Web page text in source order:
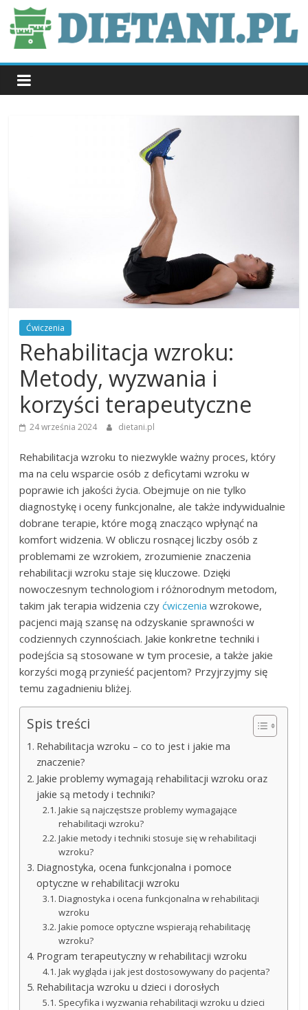
Skip
to
content
dietani.pl
Ćwiczenia
Rehabilitacja wzroku:
Metody, wyzwania i
korzyści terapeutyczne
24 września 2024 dietani.pl
Rehabilitacja wzroku to niezwykle ważny proces, który
ma na celu wsparcie osób z deficytami wzroku w
poprawie ich jakości życia. Obejmuje on nie tylko
diagnostykę i oceny funkcjonalne, ale także indywidualnie
dobrane terapie, które mogą znacząco wpłynąć na
komfort widzenia. W obliczu rosnącej liczby osób z
problemami ze wzrokiem, zrozumienie znaczenia
rehabilitacji wzroku staje się kluczowe. Dzięki
nowoczesnym technologiom i różnorodnym metodom,
takim jak terapia widzenia czyćwiczenia wzrokowe,
pacjenci mają szansę na odzyskanie sprawności w
codziennych czynnościach. Jakie konkretne techniki i
podejścia są stosowane w tym procesie, a także jakie
korzyści mogą przynieść pacjentom? Przyjrzyjmy się
temu zagadnieniu bliżej.
Spis treści
Rehabilitacja wzroku – co to jest i jakie ma
znaczenie?
Jakie problemy wymagają rehabilitacji wzroku oraz
jakie są metody i techniki?
Jakie są najczęstsze problemy wymagające
rehabilitacji wzroku?
Jakie metody i techniki stosuje się w rehabilitacji
wzroku?
Diagnostyka, ocena funkcjonalna i pomoce
optyczne w rehabilitacji wzroku
Diagnostyka i ocena funkcjonalna w rehabilitacji
wzroku
Jakie pomoce optyczne wspierają rehabilitację
wzroku?
Program terapeutyczny w rehabilitacji wzroku
Jak wygląda i jak jest dostosowywany do pacjenta?
Rehabilitacja wzroku u dzieci i dorosłych
Specyfika i wyzwania rehabilitacji wzroku u dzieci